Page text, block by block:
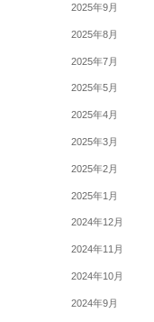
2025年9月
2025年8月
2025年7月
2025年5月
2025年4月
2025年3月
2025年2月
2025年1月
2024年12月
2024年11月
2024年10月
2024年9月